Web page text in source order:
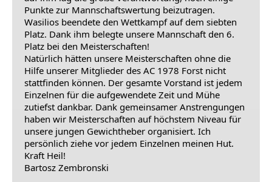
Punkte zur Mannschaftswertung beizutragen.
Wasilios beendete den Wettkampf auf dem siebten
Platz. Dank ihm belegte unsere Mannschaft den 6.
Platz bei den Meisterschaften!
Natürlich hätten unsere Meisterschaften ohne die
Hilfe unserer Mitglieder des AC 1978 Forst nicht
stattfinden können. Der gesamte Vorstand ist jedem
Einzelnen für die aufgewendete Zeit und Mühe
zutiefst dankbar. Dank gemeinsamer Anstrengungen
haben wir Meisterschaften auf höchstem Niveau für
unsere jungen Gewichtheber organisiert. Ich
persönlich ziehe vor jedem Einzelnen meinen Hut.
Kraft Heil!
Bartosz Zembronski